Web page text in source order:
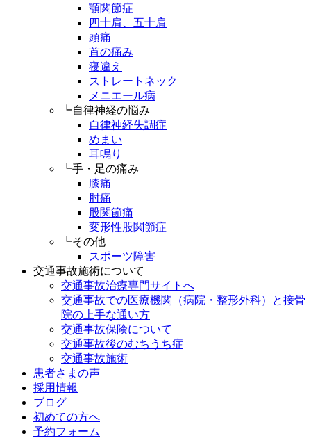
顎関節症
四十肩、五十肩
頭痛
首の痛み
寝違え
ストレートネック
メニエール病
┗自律神経の悩み
自律神経失調症
めまい
耳鳴り
┗手・足の痛み
膝痛
肘痛
股関節痛
変形性股関節症
┗その他
スポーツ障害
交通事故施術について
交通事故治療専門サイトへ
交通事故での医療機関（病院・整形外科）と接骨
院の上手な通い方
交通事故保険について
交通事故後のむちうち症
交通事故施術
患者さまの声
採用情報
ブログ
初めての方へ
予約フォーム